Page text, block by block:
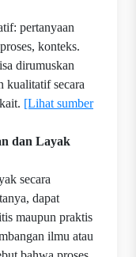
pertanyaan
konteks.
dirumuskan
kualitatif secara
[Lihat sumber
dan Layak
secara
dapat
maupun praktis
ilmu atau